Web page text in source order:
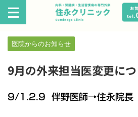
医院からのお知らせ
9月の外来担当医変更に
9/1.2.9 伴野医師→住永院長